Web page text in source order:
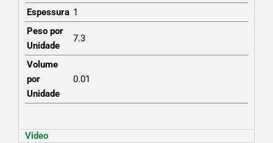
Espessura 1
Peso por
Unidade
7.3
Volume
por
Unidade
0.01
Video